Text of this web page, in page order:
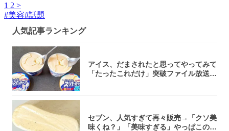
1 2 >
#美容#話題
人気記事ランキング
アイス、だまされたと思ってやってみて
「たったこれだけ」突破ファイル放送で
セブン、人気すぎて再々販売→「クソ美
味くね？」「美味すぎる」やっぱこのク